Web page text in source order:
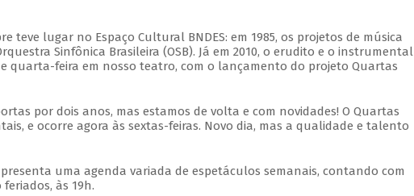
teve lugar no Espaço Cultural BNDES: em 1985, os projetos de música
Sinfônica Brasileira (OSB). Já em 2010, o erudito e o instrumental
quarta-feira em nosso teatro, com o lançamento do projeto Quartas
por dois anos, mas estamos de volta e com novidades! O Quartas
e ocorre agora às sextas-feiras. Novo dia, mas a qualidade e talento
uma agenda variada de espetáculos semanais, contando com
às 19h.